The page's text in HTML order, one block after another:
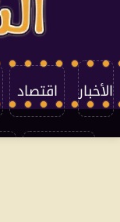
الأخبار اقتصاد